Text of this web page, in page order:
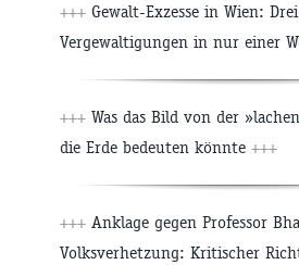
+++ Gewalt-Exzesse in Wien: Drei
Vergewaltigungen in nur einer
+++ Was das Bild von der
die Erde bedeuten könnte +++
+++ Anklage gegen Professor
Volksverhetzung: Kritischer